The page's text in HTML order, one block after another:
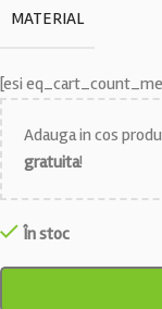
MATERIAL
[esi
Adauga in cos
gratuita!
În stoc